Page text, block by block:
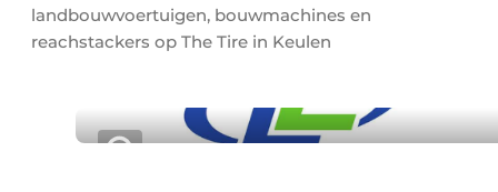
Direct contact
Meest gelezen
landbouwvoertuigen, bouwmachines en
reachstackers op The Tire in Keulen